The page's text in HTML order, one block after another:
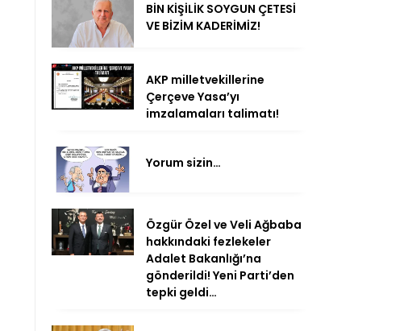
BİN KİŞİLİK SOYGUN ÇETESİ
VE BİZİM KADERİMİZ!
AKP milletvekillerine
Çerçeve Yasa’yı
imzalamaları talimatı!
Yorum sizin…
Özgür Özel ve Veli Ağbaba
hakkındaki fezlekeler
Adalet Bakanlığı’na
gönderildi! Yeni Parti’den
tepki geldi…